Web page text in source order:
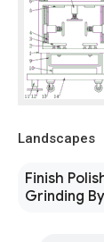
Landscapes
Finish
Grinding